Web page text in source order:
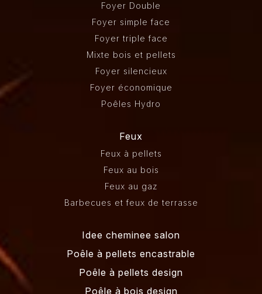
Foyer Double
Foyer simple face
Foyer triple face
Mixte bois et pellets
Foyer silencieux
Foyer économique
Poêles Hydro
Feux
Feux à pellets
Feux au bois
Feux au gaz
Barbecues et feux de terrasse
Idee cheminee salon
Poêle à pellets encastrable
Poêle à pellets design
Poêle à bois design